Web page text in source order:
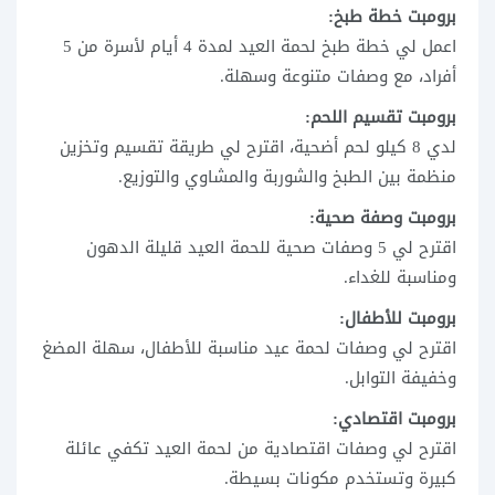
برومبت خطة طبخ:
اعمل لي خطة طبخ لحمة العيد لمدة 4 أيام لأسرة من 5
أفراد، مع وصفات متنوعة وسهلة.
برومبت تقسيم اللحم:
لدي 8 كيلو لحم أضحية، اقترح لي طريقة تقسيم وتخزين
منظمة بين الطبخ والشوربة والمشاوي والتوزيع.
برومبت وصفة صحية:
اقترح لي 5 وصفات صحية للحمة العيد قليلة الدهون
ومناسبة للغداء.
برومبت للأطفال:
اقترح لي وصفات لحمة عيد مناسبة للأطفال، سهلة المضغ
وخفيفة التوابل.
برومبت اقتصادي:
اقترح لي وصفات اقتصادية من لحمة العيد تكفي عائلة
كبيرة وتستخدم مكونات بسيطة.